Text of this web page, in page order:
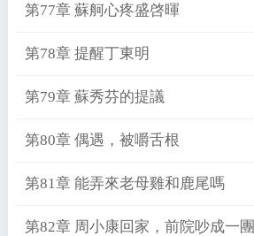
第77章 蘇舸心疼盛啓暉
第78章 提醒丁東明
第79章 蘇秀芬的提議
第80章 偶遇，被嚼舌根
第81章 能弄來老母雞和鹿尾嗎
第82章 周小康回家，前院吵成一團